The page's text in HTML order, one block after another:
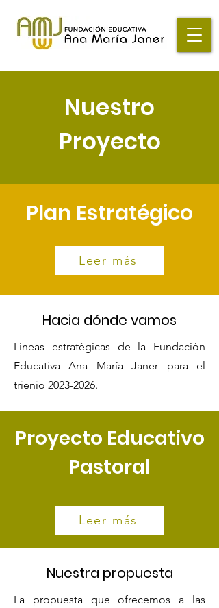
Nuestro
Proyecto
Plan Estratégico
Leer más
Hacia dónde vamos
Líneas estratégicas de la Fundación
Educativa Ana María Janer para el
trienio 2023-2026.
Proyecto Educativo
Pastoral
Leer más
Nuestra propuesta
La propuesta que ofrecemos a las